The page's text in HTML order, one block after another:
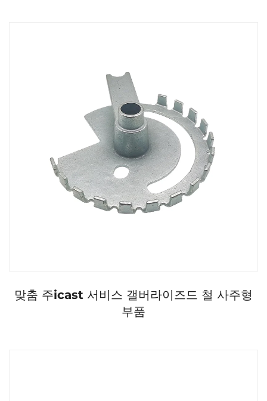
맞춤 주icast 서비스 갤버라이즈드 철 사주형
부품